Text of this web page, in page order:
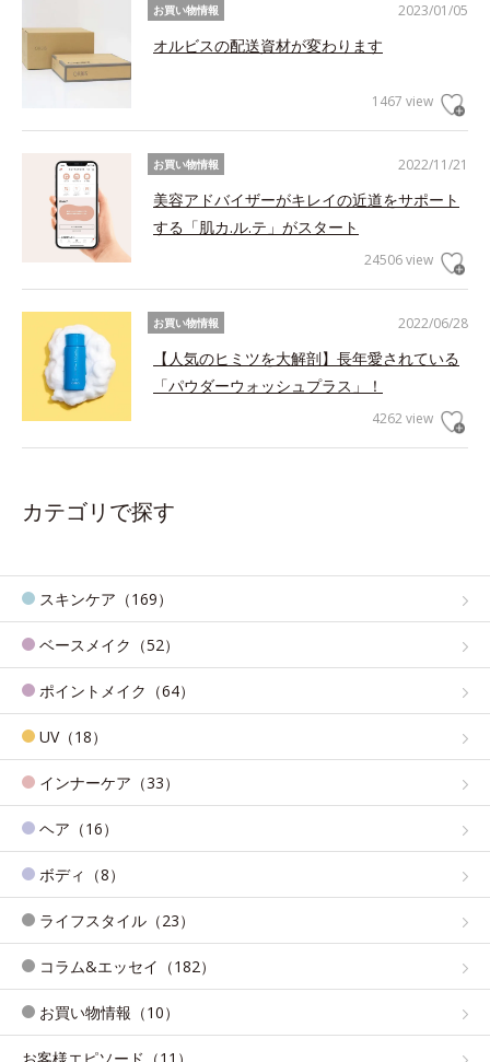
2023/01/05
お買い物情報
オルビスの配送資材が変わります
1467 view
2022/11/21
お買い物情報
美容アドバイザーがキレイの近道をサポート
する「肌カ.ル.テ」がスタート
24506 view
2022/06/28
お買い物情報
【人気のヒミツを大解剖】長年愛されている
「パウダーウォッシュプラス」！
4262 view
カテゴリで探す
スキンケア（169）
ベースメイク（52）
ポイントメイク（64）
UV（18）
インナーケア（33）
ヘア（16）
ボディ（8）
ライフスタイル（23）
コラム&エッセイ（182）
お買い物情報（10）